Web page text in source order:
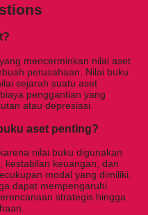
mencerminkan nilai aset
perusahaan. Nilai buku
sejarah suatu aset
penggantian yang
atau depresiasi.
aset penting?
nilai buku digunakan
kestabilan keuangan, dan
modal yang dimiliki.
dapat mempengaruhi
strategis hingga